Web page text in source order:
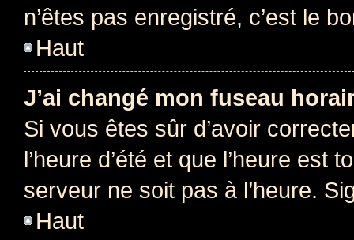
n’êtes pas enregistré, c’est le
Haut
J’ai changé mon fuseau
Si vous êtes sûr d’avoir
l’heure d’été et que l’heure est
serveur ne soit pas à l’heure.
Haut